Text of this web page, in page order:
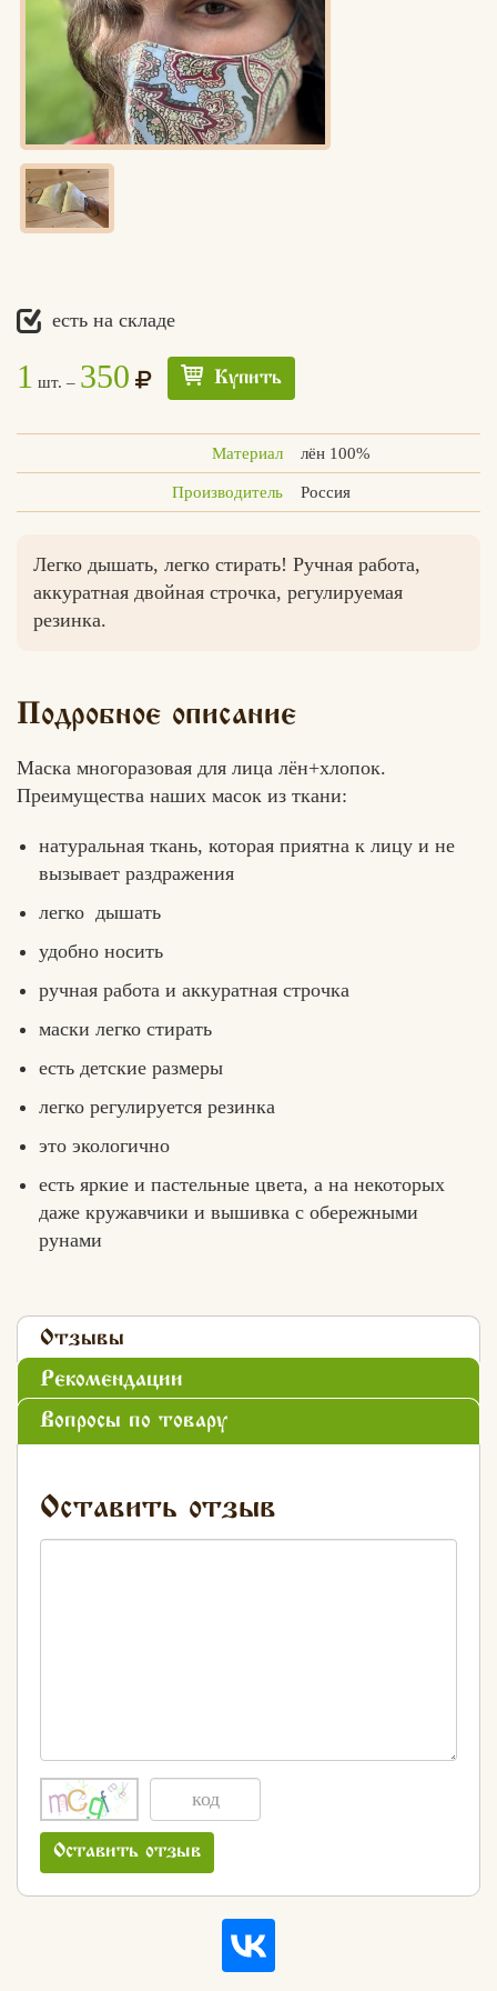
Вконтакте
Max
есть на складе
1 шт. – 350 Купить
Материал лён 100%
Производитель Россия
Легко дышать, легко стирать! Ручная работа,
аккуратная двойная строчка, регулируемая
резинка.
Подробное описание
Маска многоразовая для лица лён+хлопок.
Преимущества наших масок из ткани:
натуральная ткань, которая приятна к лицу и не
вызывает раздражения
легко дышать
удобно носить
ручная работа и аккуратная строчка
маски легко стирать
есть детские размеры
легко регулируется резинка
это экологично
есть яркие и пастельные цвета, а на некоторых
даже кружавчики и вышивка с обережными
рунами
Отзывы
Рекомендации
Вопросы по товару
Оставить отзыв
Оставить отзыв